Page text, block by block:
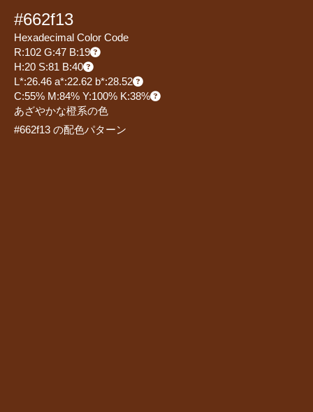
#662f13
Hexadecimal Color Code
R:102 G:47 B:19
H:20 S:81 B:40
L*:26.46 a*:22.62 b*:28.52
C:55% M:84% Y:100% K:38%
あざやかな橙系の色
#662f13 の配色パターン